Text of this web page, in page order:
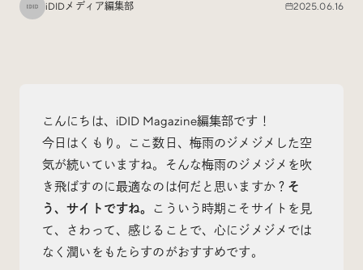
Today’s Bookmark
今日のブクマ
iDIDメディア編集部メンバーが見つけた気になるあれこ
iDIDメディア編集部 2025.06.16
こんにちは、iDID Magazine編集部です！
今日はくもり。ここ数日、梅雨のジメジメした空
気が続いていますね。そんな梅雨のジメジメを吹
き飛ばすのに最適なのは何だと思いますか？ そ
う、サイトですね。 こういう時期こそサイトを見
て、さわって、感じることで、心にジメジメでは
なく潤いをもたらすのがおすすめです。